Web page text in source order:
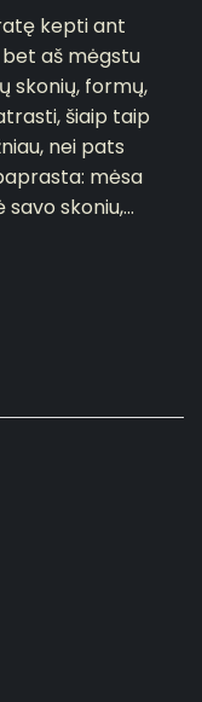
kepti ant
aš mėgstu
skonių, formų,
šiaip taip
nei pats
mėsa
skoniu,...